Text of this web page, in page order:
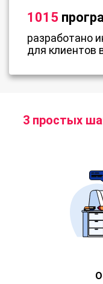
1015
разработано
для клиентов
3 простых